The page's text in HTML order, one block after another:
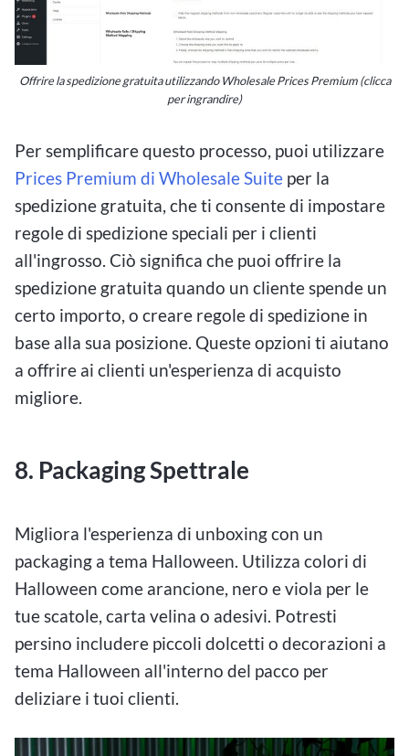
Offrire la spedizione gratuita utilizzando Wholesale Prices Premium (clicca
per ingrandire)
Per semplificare questo processo, puoi utilizzare
Prices Premium di Wholesale Suite per la
spedizione gratuita, che ti consente di impostare
regole di spedizione speciali per i clienti
all'ingrosso. Ciò significa che puoi offrire la
spedizione gratuita quando un cliente spende un
certo importo, o creare regole di spedizione in
base alla sua posizione. Queste opzioni ti aiutano
a offrire ai clienti un'esperienza di acquisto
migliore.
8. Packaging Spettrale
Migliora l'esperienza di unboxing con un
packaging a tema Halloween. Utilizza colori di
Halloween come arancione, nero e viola per le
tue scatole, carta velina o adesivi. Potresti
persino includere piccoli dolcetti o decorazioni a
tema Halloween all'interno del pacco per
deliziare i tuoi clienti.